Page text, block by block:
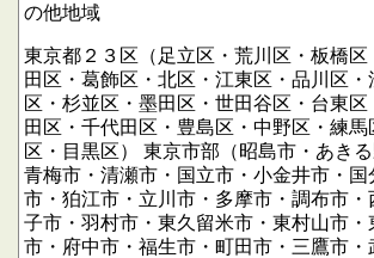
の他地域
東京都２３区（足立区・荒川区・板橋区
田区・葛飾区・北区・江東区・品川区・
区・杉並区・墨田区・世田谷区・台東
田区・千代田区・豊島区・中野区・練
区・目黒区）
東京市部（昭島市・あき
青梅市・清瀬市・国立市・小金井市・国
市・狛江市・立川市・多摩市・調布市・
子市・羽村市・東久留米市・東村山市・
市・府中市・福生市・町田市・三鷹市